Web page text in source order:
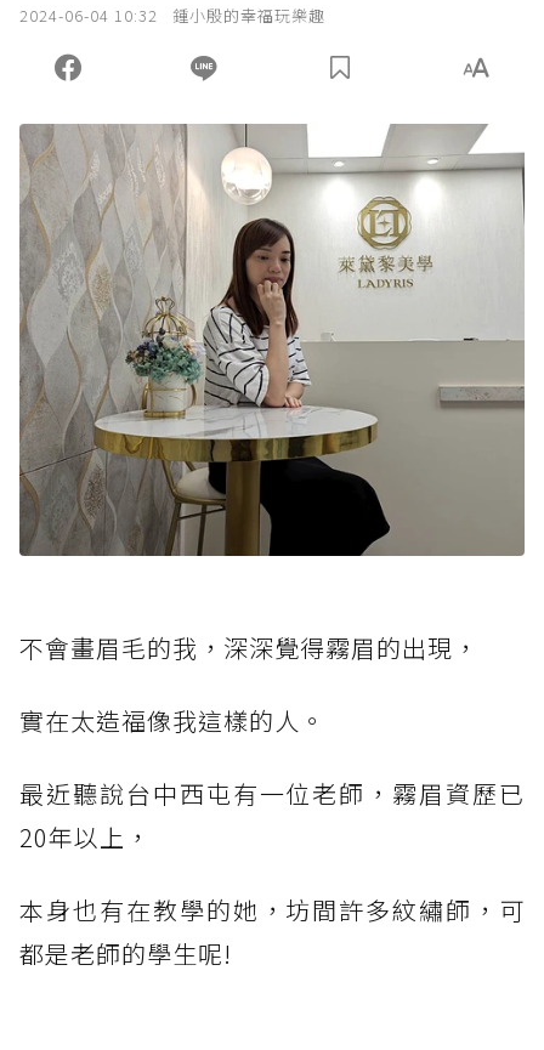
2024-06-04 10:32 鍾小殷的幸福玩樂趣
不會畫眉毛的我，深深覺得霧眉的出現，
實在太造福像我這樣的人。
最近聽說台中西屯有一位老師，霧眉資歷已
20年以上，
本身也有在教學的她，坊間許多紋繡師，可
都是老師的學生呢!